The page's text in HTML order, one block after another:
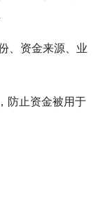
、资金来源、业
防止资金被用于